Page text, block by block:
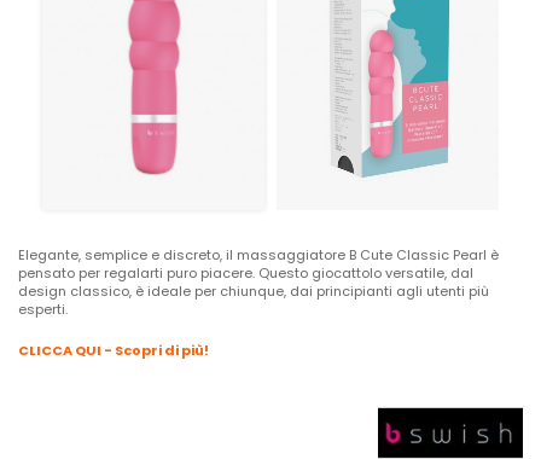
Elegante, semplice e discreto, il massaggiatore B Cute Classic Pearl è
pensato per regalarti puro piacere. Questo giocattolo versatile, dal
design classico, è ideale per chiunque, dai principianti agli utenti più
esperti.
CLICCA QUI - Scopri di più!